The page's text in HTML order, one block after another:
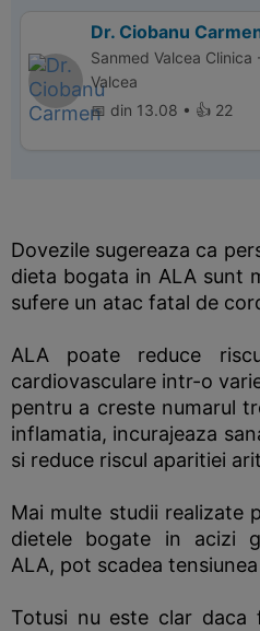
Dr. Ciobanu
Sanmed Valcea Clinica
Valcea
📅 din 13.08 • 👍 22
Dovezile sugereaza ca
dieta bogata in ALA sunt
sufere un atac fatal de
ALA poate reduce
cardiovasculare intr-o
pentru a creste numarul
inflamatia, incurajeaza
si reduce riscul aparitiei
Mai multe studii realizate
dietele bogate in acizi
ALA, pot scadea
Totusi nu este clar daca